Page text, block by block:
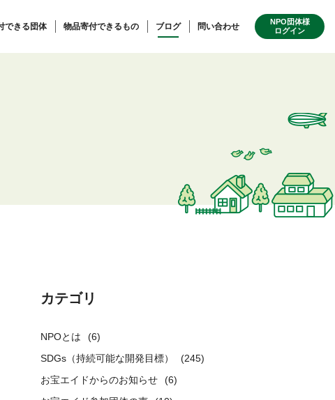
できる団体 物品寄付できるもの ブログ 問い合わせ
NPO団体様
ログイン
カテゴリ
NPOとは
(6)
SDGs（持続可能な開発目標）
(245)
お宝エイドからのお知らせ
(6)